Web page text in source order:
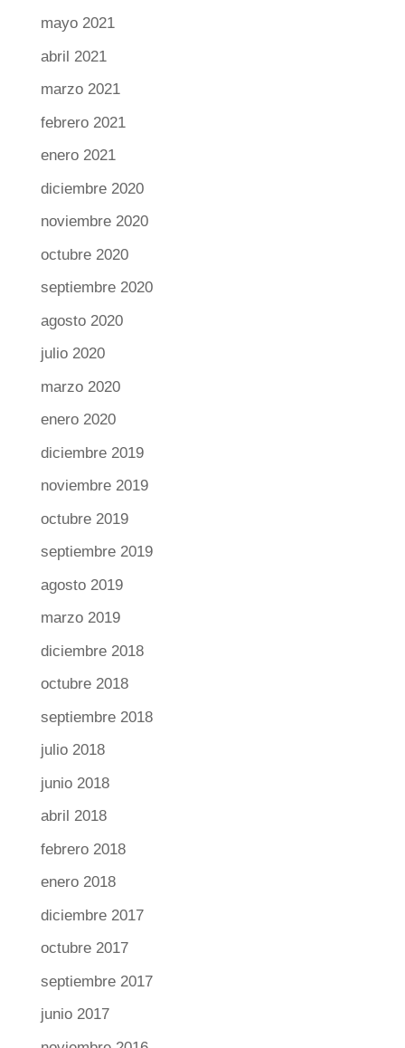
mayo 2021
abril 2021
marzo 2021
febrero 2021
enero 2021
diciembre 2020
noviembre 2020
octubre 2020
septiembre 2020
agosto 2020
julio 2020
marzo 2020
enero 2020
diciembre 2019
noviembre 2019
octubre 2019
septiembre 2019
agosto 2019
marzo 2019
diciembre 2018
octubre 2018
septiembre 2018
julio 2018
junio 2018
abril 2018
febrero 2018
enero 2018
diciembre 2017
octubre 2017
septiembre 2017
junio 2017